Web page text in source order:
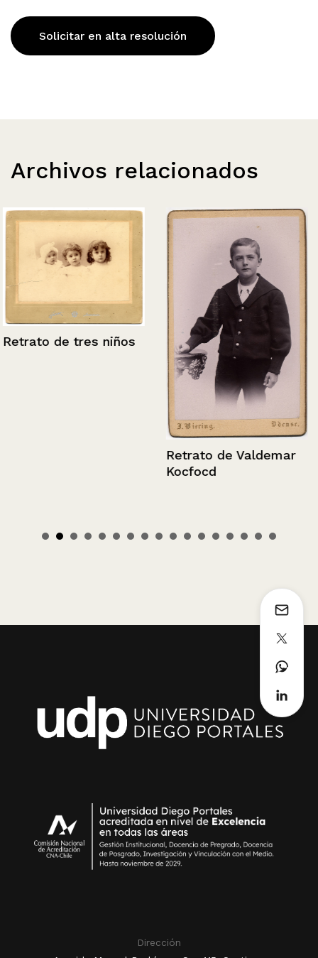
Solicitar en alta resolución
Archivos relacionados
Retrato de tres niños
Retrato de Valdemar
Kocfocd
Dirección